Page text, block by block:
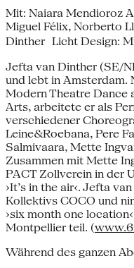
Mit: Naiara Mendioroz
Miguel Félix, Norberto
Dinther Licht Design:
Jefta van Dinther (SE/
und lebt in Amsterdam.
Modern Theatre Dance
Arts, arbeitete er als
verschiedener
Leine&Roebana, Pere
Salmivaara, Mette
Zusammen mit Mette
PACT Zollverein in der
›It’s in the air‹. Jefta
Kollektivs COCO und
›six month one
Montpellier teil. (
Während des ganzen